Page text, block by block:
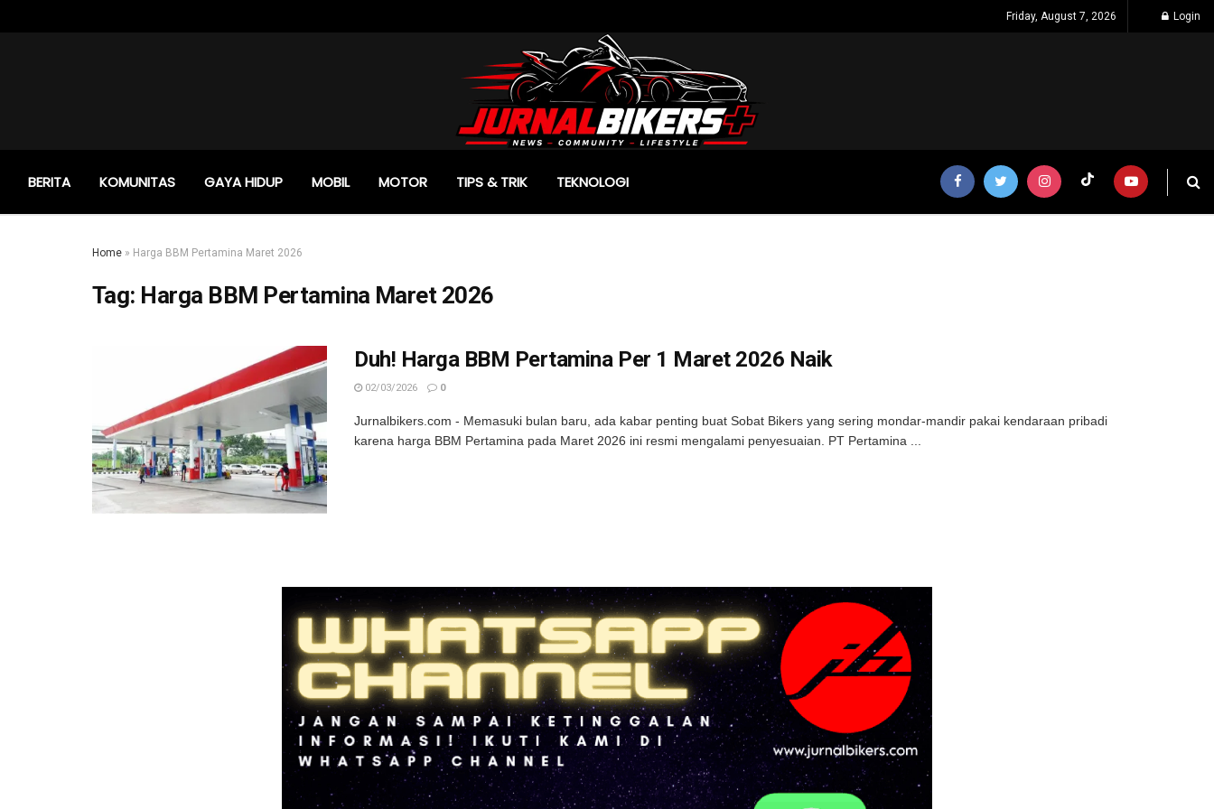
Friday, August 7, 2026 Login
BERITA KOMUNITAS GAYA HIDUP MOBIL MOTOR TIPS & TRIK TEKNOLOGI
Home » Harga BBM Pertamina Maret 2026
Tag: Harga BBM Pertamina Maret 2026
Duh! Harga BBM Pertamina Per 1 Maret 2026 Naik
02/03/2026 0
Jurnalbikers.com - Memasuki bulan baru, ada kabar penting buat Sobat Bikers yang sering mondar-mandir pakai kendaraan pribadi
karena harga BBM Pertamina pada Maret 2026 ini resmi mengalami penyesuaian. PT Pertamina ...